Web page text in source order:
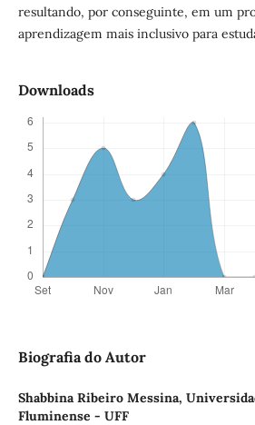
resultando, por conseguinte, em um
aprendizagem mais inclusivo para
Downloads
Biografia do Autor
Shabbina Ribeiro Messina,
Fluminense - UFF